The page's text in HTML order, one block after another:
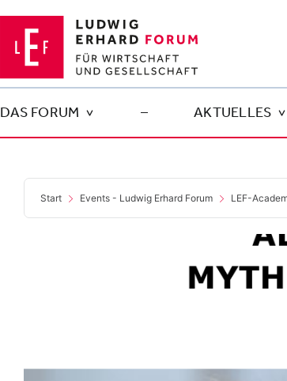
Inhalt
springen
DAS FORUM – AKTUELLES
Start Events - Ludwig Erhard Forum LEF-